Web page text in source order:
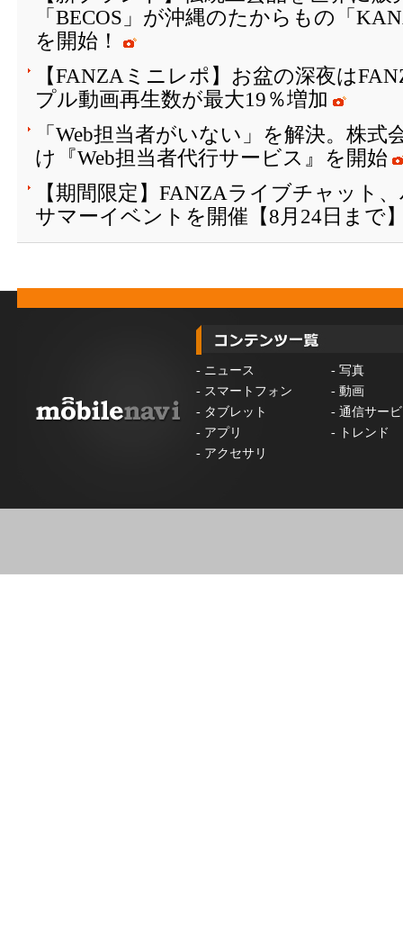
「BECOS」が沖縄のたからもの「
を開始！
【FANZAミニレポ】お盆の深夜は
プル動画再生数が最大19％増加
「Web担当者がいない」を解決。株式
け『Web担当者代行サービス』を開始
【期間限定】FANZAライブチャット
サマーイベントを開催【8月24日まで
- ニュース - 写真
- スマートフォン - 動画
- タブレット - 通信サー
- アプリ -
トレンド
- アクセサリ